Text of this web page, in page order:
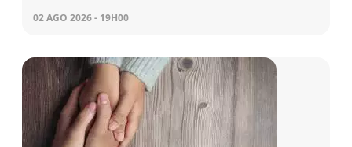
02 AGO 2026 - 19H00